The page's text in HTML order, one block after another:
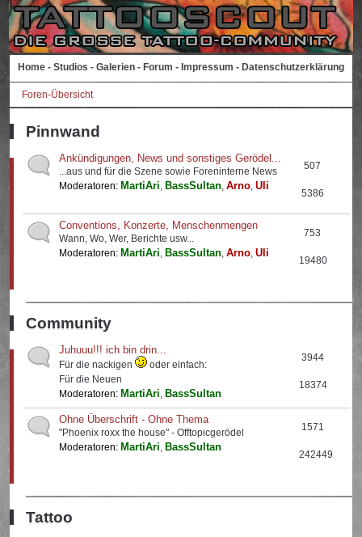
Home - Studios - Galerien - Forum - Impressum - Datenschutzerklärung
Foren-Übersicht
Pinnwand
Ankündigungen, News und sonstiges Gerödel...
...aus und für die Szene sowie Foreninterne News
Moderatoren: MartiAri, BassSultan,Arno,Uli
507
5386
Conventions, Konzerte, Menschenmengen
Wann, Wo, Wer, Berichte usw...
Moderatoren: MartiAri, BassSultan,Arno,Uli
753
19480
Community
Juhuuu!!! ich bin drin...
Für die nackigen
oder einfach:
Für die Neuen
Moderatoren: MartiAri, BassSultan
3944
18374
Ohne Überschrift - Ohne Thema
"Phoenix roxx the house" - Offtopicgerödel
Moderatoren: MartiAri, BassSultan
1571
242449
Tattoo